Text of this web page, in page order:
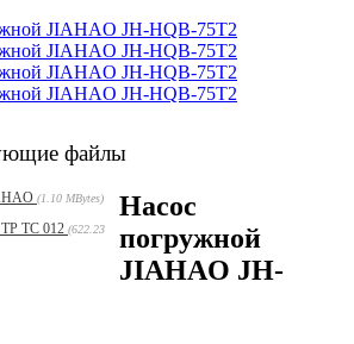
файлы
1.10 MBytes
ТР ТС 012 622.23
Насос
погружной
JIAHAO JH-